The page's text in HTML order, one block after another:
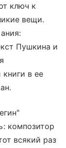
ключ к
вещи.
Пушкина и
в ее
композитор
всякий раз